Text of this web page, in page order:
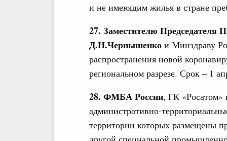
и не имеющим жилья в стране
27. Заместителю Председателя
Д.Н.Чернышенко и Минздраву
распространения новой
региональном разрезе. Срок – 1
28. ФМБА России, ГК «Росатом»
административно-
территории которых размещены